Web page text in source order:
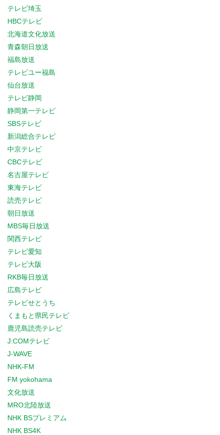
テレビ埼玉
HBCテレビ
北海道文化放送
青森朝日放送
福島放送
テレビユー福島
仙台放送
テレビ静岡
静岡第一テレビ
SBSテレビ
新潟総合テレビ
中京テレビ
CBCテレビ
名古屋テレビ
東海テレビ
読売テレビ
朝日放送
MBS毎日放送
関西テレビ
テレビ愛知
テレビ大阪
RKB毎日放送
広島テレビ
テレビせとうち
くまもと県民テレビ
鹿児島読売テレビ
J:COMテレビ
J-WAVE
NHK-FM
FM yokohama
文化放送
MRO北陸放送
NHK BSプレミアム
NHK BS4K